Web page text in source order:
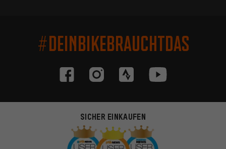
#DEINBIKEBRAUCHTDAS
SICHER EINKAUFEN